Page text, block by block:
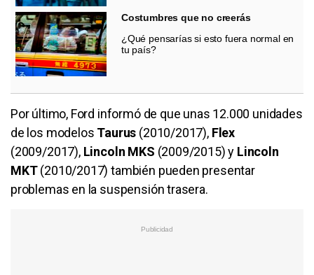
Costumbres que no creerás
¿Qué pensarías si esto fuera normal en
tu país?
Por último, Ford informó de que unas 12.000 unidades
de los modelos Taurus (2010/2017), Flex
(2009/2017),Lincoln MKS (2009/2015) y Lincoln
MKT(2010/2017) también pueden presentar
problemas en la suspensión trasera.